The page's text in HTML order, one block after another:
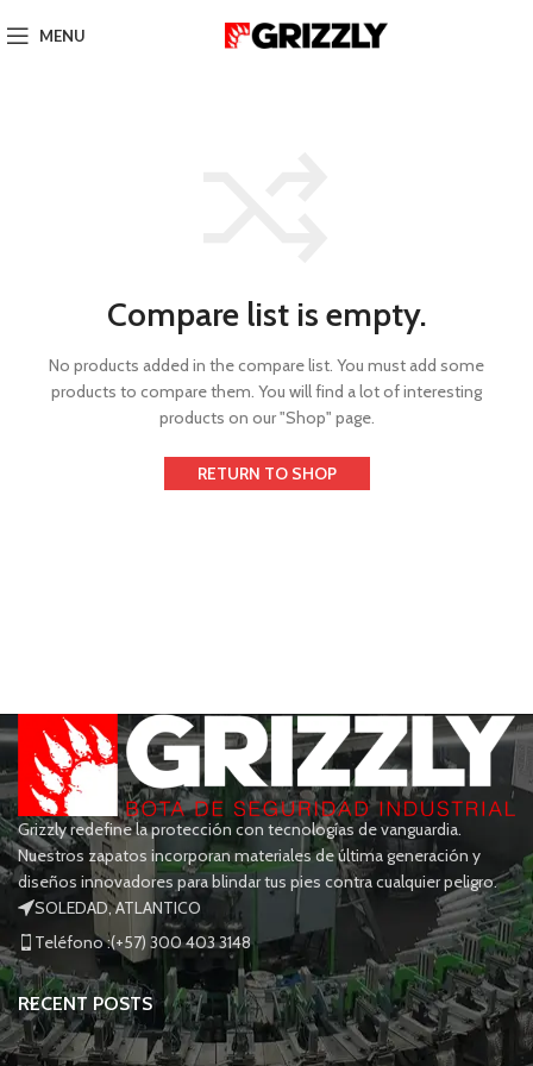
MENU
Compare list is empty.
No products added in the compare list. You must add some
products to compare them. You will find a lot of interesting
products on our "Shop" page.
RETURN TO SHOP
Grizzly redefine la protección con tecnologías de vanguardia.
Nuestros zapatos incorporan materiales de última generación y
diseños innovadores para blindar tus pies contra cualquier peligro.
SOLEDAD, ATLANTICO
Teléfono :(+57) 300 403 3148
RECENT POSTS